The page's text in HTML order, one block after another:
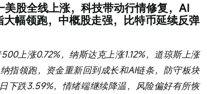
股全线上涨，科技带动行情修复，AI
幅领跑，中概股走强，比特币延续反弹
上涨0.72%，纳斯达克上涨1.12%，道琼斯上涨
指领跑，资金重新回到成长和AI链条，防守板块
下跌3.59%，情绪端继续降温，风险偏好有所恢